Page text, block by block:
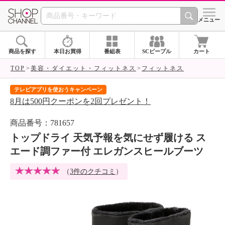
SHOP CHANNEL シメニュー
商品を探す 本日お買得 番組表 SCピープル カート
TOP 美容・ダイエット・フィットネス フィットネス
テレビアプリを使おうキャンペーン
8月は500円クーポンを2回プレゼント！
商品番号：781657
トップドライ 天気予報を気にせず履ける ス
エード調ファー付 エレガンスヒールブーツ
（3件のクチコミ ）